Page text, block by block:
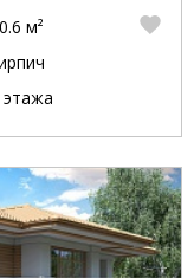
м²
этажа